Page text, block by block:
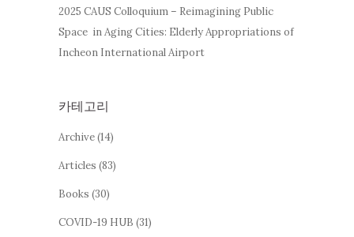
2025 CAUS Colloquium – Reimagining Public
Space in Aging Cities: Elderly Appropriations of
Incheon International Airport
카테고리
Archive(14)
Articles (83)
Books (30)
COVID-19 HUB (31)